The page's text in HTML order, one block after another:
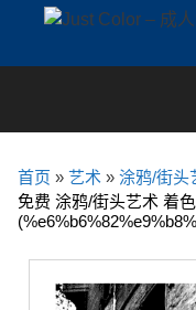
content
首页 » 艺术 » 涂鸦/街头
免费 涂鸦/街头艺术 着